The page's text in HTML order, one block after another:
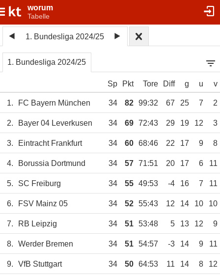
worum
Tabelle
1. Bundesliga 2024/25
1. Bundesliga 2024/25
Sp Pkt Tore Diff g u v
1. FC Bayern München 34 82 99:32 67 25 7 2
2. Bayer 04 Leverkusen 34 69 72:43 29 19 12 3
3. Eintracht Frankfurt 34 60 68:46 22 17 9 8
4. Borussia Dortmund 34 57 71:51 20 17 6 11
5. SC Freiburg 34 55 49:53 -4 16 7 11
6. FSV Mainz 05 34 52 55:43 12 14 10 10
7. RB Leipzig 34 51 53:48 5 13 12 9
8. Werder Bremen 34 51 54:57 -3 14 9 11
9. VfB Stuttgart 34 50 64:53 11 14 8 12